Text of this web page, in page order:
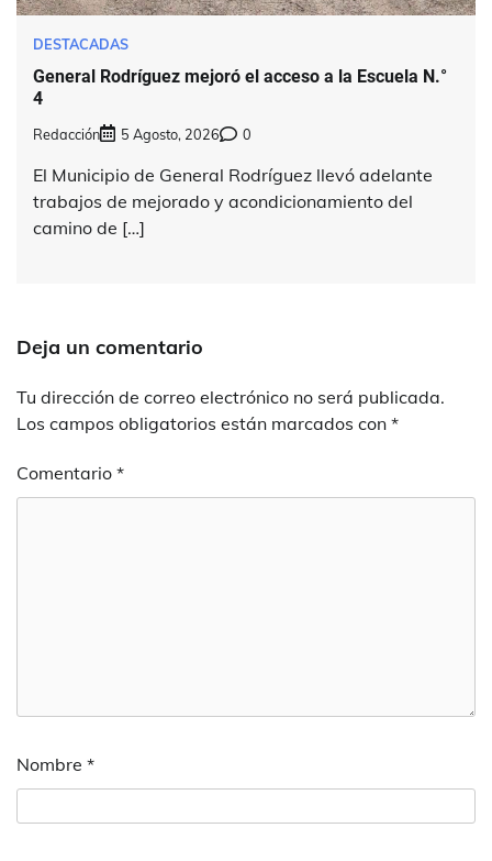
DESTACADAS
General Rodríguez mejoró el acceso a la Escuela N.°
4
Redacción 5 Agosto, 2026 0
El Municipio de General Rodríguez llevó adelante
trabajos de mejorado y acondicionamiento del
camino de […]
Deja un comentario
Tu dirección de correo electrónico no será publicada.
Los campos obligatorios están marcados con *
Comentario *
Nombre *